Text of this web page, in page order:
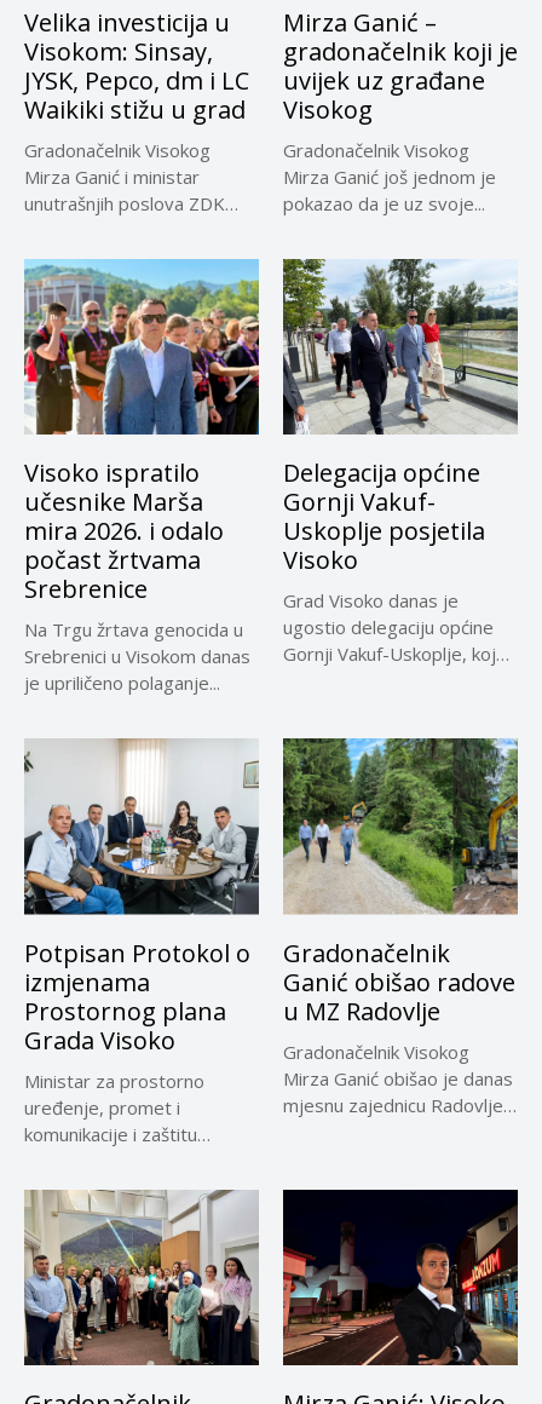
Velika investicija u
Visokom: Sinsay,
JYSK, Pepco, dm i LC
Waikiki stižu u grad
Gradonačelnik Visokog
Mirza Ganić i ministar
unutrašnjih poslova ZDK
Mirza Ganić –
gradonačelnik koji je
uvijek uz građane
Visokog
Gradonačelnik Visokog
Mirza Ganić još jednom je
pokazao da je uz svoje...
Visoko ispratilo
učesnike Marša
mira 2026. i odalo
počast žrtvama
Srebrenice
Na Trgu žrtava genocida u
Srebrenici u Visokom danas
je upriličeno polaganje...
Delegacija općine
Gornji Vakuf-
Uskoplje posjetila
Visoko
Grad Visoko danas je
ugostio delegaciju općine
Gornji Vakuf-Uskoplje, koju
Potpisan Protokol o
izmjenama
Prostornog plana
Grada Visoko
Ministar za prostorno
uređenje, promet i
komunikacije i zaštitu
kantona...
Gradonačelnik
Ganić obišao radove
u MZ Radovlje
Gradonačelnik Visokog
Mirza Ganić obišao je danas
mjesnu zajednicu Radovlje,